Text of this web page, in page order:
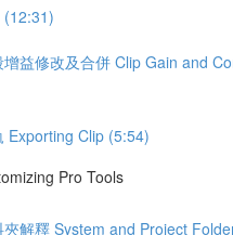
(12:31)
增益修改及合併 Clip Gain and
Exporting Clip (5:54)
Pro Tools
夾解釋 System and Project